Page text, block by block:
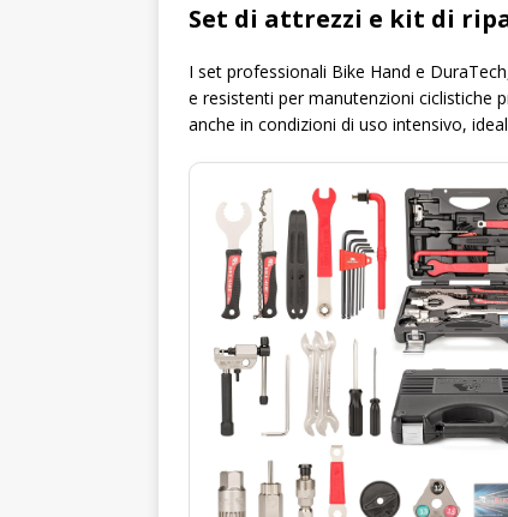
Set di attrezzi e kit di
I set professionali Bike Hand e
e resistenti per manutenzioni ciclistiche
anche in condizioni di uso intensivo,